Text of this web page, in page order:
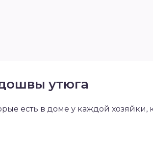
утюга
есть в доме у каждой хозяйки,